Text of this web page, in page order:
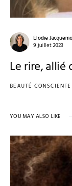
Elodie
9 juillet 2023
Le rire,
BEAUTÉ CONSCIENTE
YOU MAY ALSO LIKE